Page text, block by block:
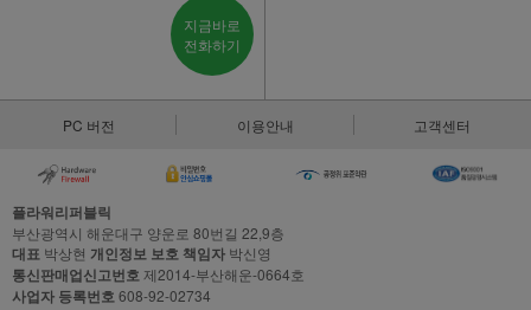
지금바로
전화하기
PC 버전 이용안내 고객센터
플라워리퍼블릭
부산광역시 해운대구 양운로 80번길 22,9층
대표 박상현 개인정보 보호 책임자 박신영
통신판매업신고번호제2014-부산해운-0664호
사업자 등록번호608-92-02734